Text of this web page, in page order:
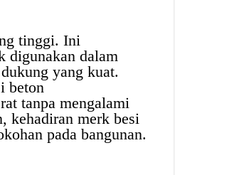
tinggi. Ini
digunakan dalam
yang kuat.
beton
tanpa mengalami
kehadiran merk besi
pada bangunan.